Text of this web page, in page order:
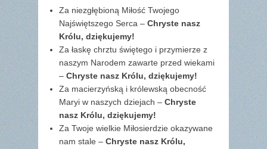
Za niezgłębioną Miłość Twojego
Najświętszego Serca ­– Chryste nasz
Królu, dziękujemy!
Za łaskę chrztu świętego i przymierze z
naszym Narodem zawarte przed wiekami
– Chryste nasz Królu, dziękujemy!
Za macierzyńską i królewską obecność
Maryi w naszych dziejach – Chryste
nasz Królu, dziękujemy!
Za Twoje wielkie Miłosierdzie okazywane
nam stale – Chryste nasz Królu,